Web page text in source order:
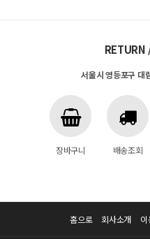
RETURN
서울시 영등포구 대
장바구니 배송조회
홈으로 회사소개